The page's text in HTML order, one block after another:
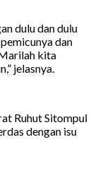
dulu dan dulu
dan
kita
jelasnya.
Ruhut Sitompul
dengan isu